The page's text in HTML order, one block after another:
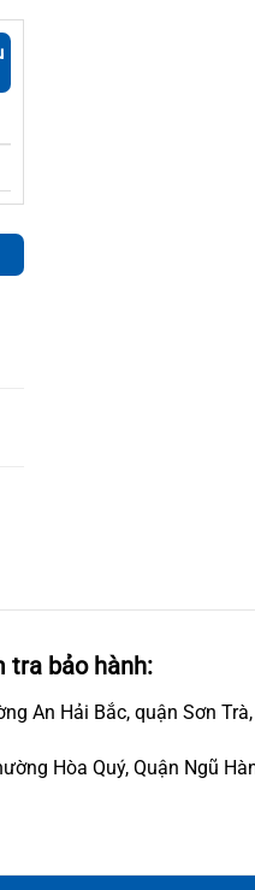
tra bảo hành:
An Hải Bắc, quận Sơn
Hòa Quý, Quận Ngũ